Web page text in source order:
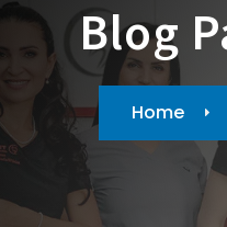
Blog
Home